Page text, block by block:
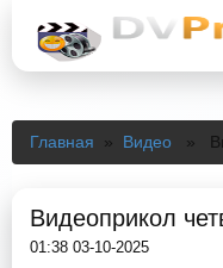
Главная » Видео »
Видеоприкол
01:38 03-10-2025